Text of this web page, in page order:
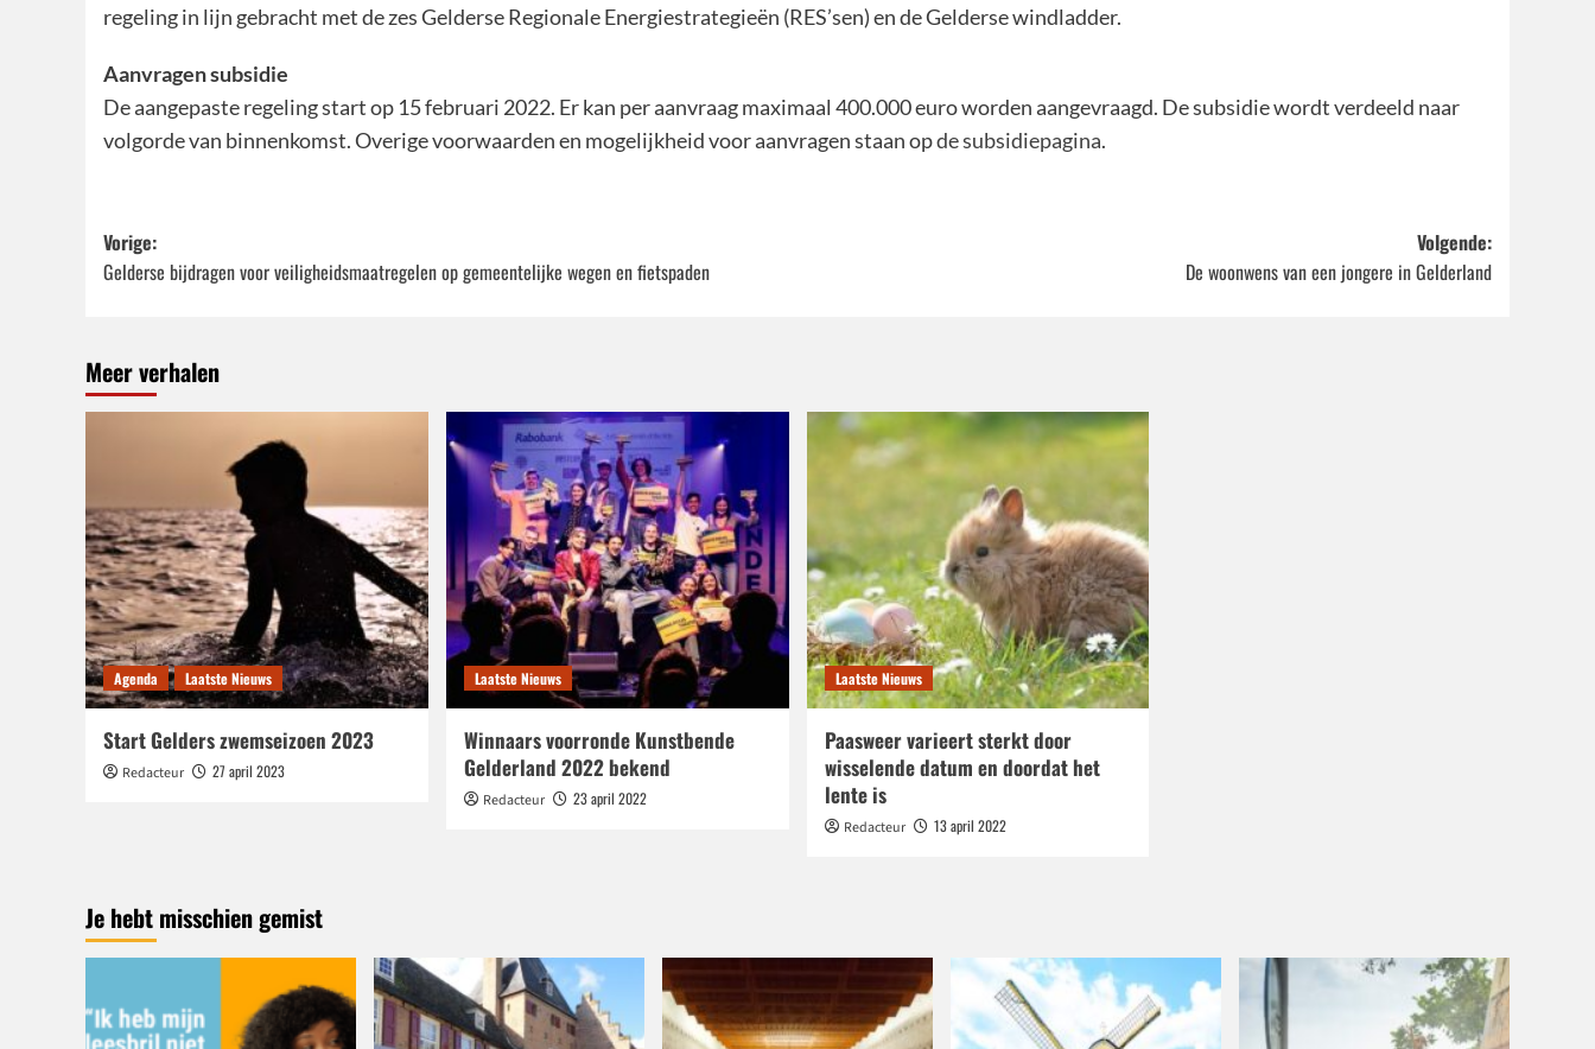
regeling in lijn gebracht met de zes Gelderse Regionale Energiestrategieën (RES’sen) en de Gelderse windladder.
Aanvragen subsidie
De aangepaste regeling start op 15 februari 2022. Er kan per aanvraag maximaal 400.000 euro worden aangevraagd. De subsidie wordt verdeeld naar
volgorde van binnenkomst. Overige voorwaarden en mogelijkheid voor aanvragen staan opde subsidiepagina.
Bericht
navigatie
Vorige:
Gelderse bijdragen voor veiligheidsmaatregelen op gemeentelijke wegen en fietspaden
Volgende:
De woonwens van een jongere in Gelderland
Meer verhalen
Agenda Laatste Nieuws
Start Gelders zwemseizoen 2023
Redacteur 27 april 2023
Laatste Nieuws
Winnaars voorronde Kunstbende
Gelderland 2022 bekend
Redacteur 23 april 2022
Laatste Nieuws
Paasweer varieert sterkt door
wisselende datum en doordat het
lente is
Redacteur 13 april 2022
Je hebt misschien gemist